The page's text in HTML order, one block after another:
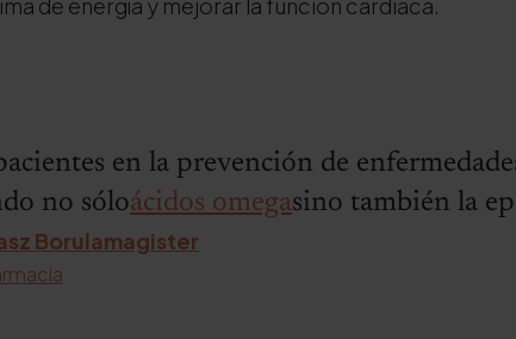
en la prevención de
no sóloácidos omegasino también la
Borulamagister